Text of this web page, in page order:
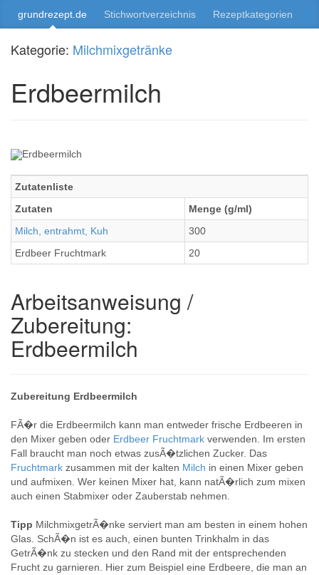
grundrezept.de Stichwortverzeichnis Rezeptkategorien
Kategorie: Milchmixgetränke
Erdbeermilch
Zutatenliste
Zutaten
Menge (g/ml)
Milch, entrahmt, Kuh
300
Erdbeer Fruchtmark
20
Arbeitsanweisung /
Zubereitung:
Erdbeermilch
Zubereitung Erdbeermilch
FÃ�r die Erdbeermilch kann man entweder frische Erdbeeren in
den Mixer geben oder Erdbeer Fruchtmark verwenden. Im ersten
Fall braucht man noch etwas zusÃ�tzlichen Zucker. Das
Fruchtmark zusammen mit der kalten Milch in einen Mixer geben
und aufmixen. Wer keinen Mixer hat, kann natÃ�rlich zum mixen
auch einen Stabmixer oder Zauberstab nehmen.
Tipp MilchmixgetrÃ�nke serviert man am besten in einem hohen
Glas. SchÃ�n ist es auch, einen bunten Trinkhalm in das
GetrÃ�nk zu stecken und den Rand mit der entsprechenden
Frucht zu garnieren. Hier zum Beispiel eine Erdbeere, die man an